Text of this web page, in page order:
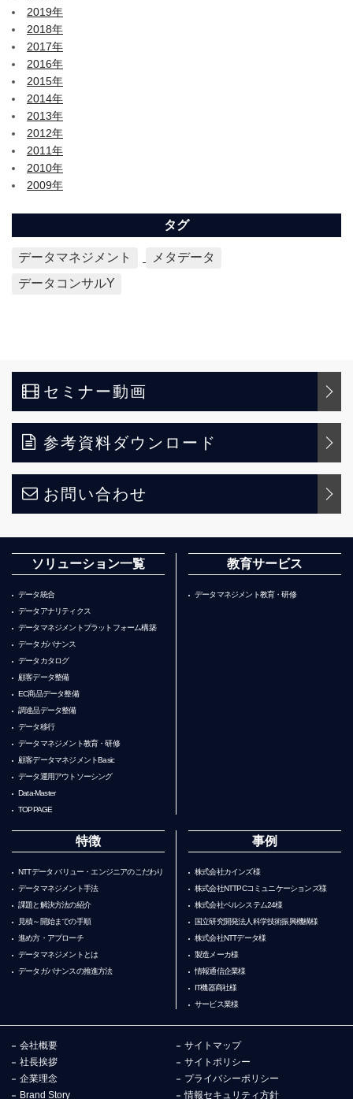
2019年
2018年
2017年
2016年
2015年
2014年
2013年
2012年
2011年
2010年
2009年
タグ
データマネジメント
メタデータ
データコンサルY
セミナー動画
参考資料ダウンロード
お問い合わせ
ソリューション一覧
データ統合
データアナリティクス
データマネジメントプラットフォーム構築
データガバナンス
データカタログ
顧客データ整備
EC商品データ整備
調達品データ整備
データ移行
データマネジメント教育・研修
顧客データマネジメントBasic
データ運用アウトソーシング
Data-Master
TOPPAGE
教育サービス
データマネジメント教育・研修
特徴
NTTデータ バリュー・エンジニアのこだわり
データマネジメント手法
課題と解決方法の紹介
見積～開始までの手順
進め方・アプローチ
データマネジメントとは
データガバナンスの推進方法
事例
株式会社カインズ様
株式会社NTTPCコミュニケーションズ様
株式会社ベルシステム24様
国立研究開発法人科学技術振興機構様
株式会社NTTデータ様
製造メーカ様
情報通信企業様
IT機器商社様
サービス業様
会社概要
社長挨拶
企業理念
Brand Story
サイトマップ
サイトポリシー
プライバシーポリシー
情報セキュリティ方針